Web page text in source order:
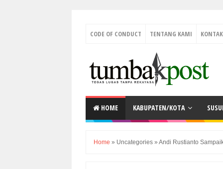
CODE OF CONDUCT TENTANG KAMI KONTAK
HOME KABUPATEN/KOTA
Home » Uncategories » Andi Rustianto